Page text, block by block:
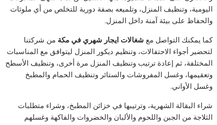
اليومية، وتنظيف المنزل، وتلميعه بصفة دورية للتخلص من أي ملوثات
والحفاظ على بيئة آمنة داخل المنزل.
كما يمكنك التواصل مع شغالات ايجار شهري في مكة من شركتنا
لتحضير أجواء الاحتفالات، وتنظيم ديكور المنزل ليتوافق مع المناسبات
المختلفة، ثم إعادة ترتيب وتنظيف المنزل مرة أخرى، وتنظيف الأسطح
وتعقيمها، وغسل المفروشات والستائر وتنظيف الحمام والمطبخ
وغسل الأواني.
شراء البقالة الشهرية، وترتيبها في خزائن المطبخ، وشراء متطلبات
الثلاجة من الجبن واللحوم والألبان والخضروات والفاكهة وغسلهم